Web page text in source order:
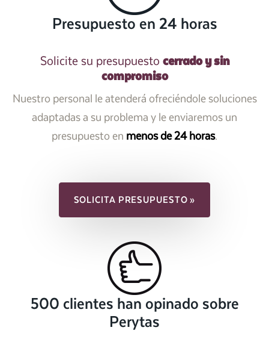
Presupuesto en 24 horas
Solicite su presupuesto cerrado y sin
compromiso
Nuestro personal le atenderá ofreciéndole soluciones
adaptadas a su problema y le enviaremos un
presupuesto en menos de 24 horas.
SOLICITA PRESUPUESTO »
500 clientes han opinado sobre
Perytas